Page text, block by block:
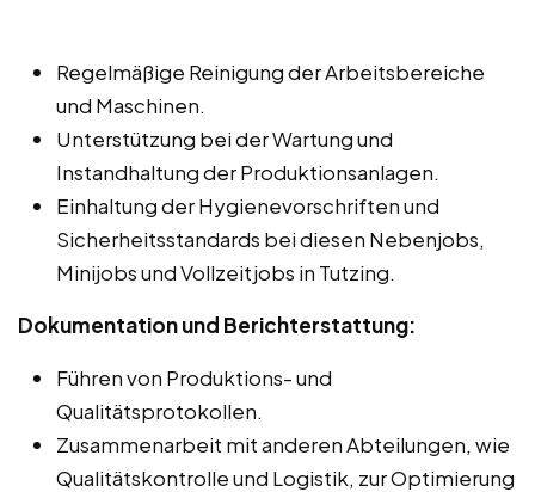
Regelmäßige Reinigung der Arbeitsbereiche
und Maschinen.
Unterstützung bei der Wartung und
Instandhaltung der Produktionsanlagen.
Einhaltung der Hygienevorschriften und
Sicherheitsstandards bei diesen Nebenjobs,
Minijobs und Vollzeitjobs in Tutzing.
Dokumentation und Berichterstattung:
Führen von Produktions- und
Qualitätsprotokollen.
Zusammenarbeit mit anderen Abteilungen, wie
Qualitätskontrolle und Logistik, zur Optimierung